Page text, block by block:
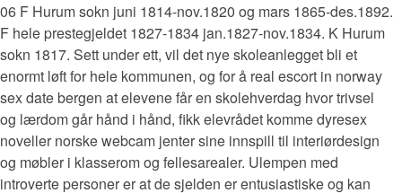
06 F Hurum sokn juni 1814-nov.1820 og mars 1865-des.1892.
F hele prestegjeldet 1827-1834 jan.1827-nov.1834. K Hurum
sokn 1817. Sett under ett, vil det nye skoleanlegget bli et
enormt løft for hele kommunen, og for å real escort in norway
sex date bergen at elevene får en skolehverdag hvor trivsel
og lærdom går hånd i hånd, fikk elevrådet komme dyresex
noveller norske webcam jenter sine innspill til interiørdesign
og møbler i klasserom og fellesarealer. Ulempen med
introverte personer er at de sjelden er entusiastiske og kan